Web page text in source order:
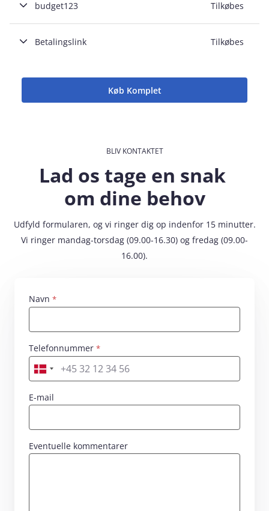
budget123 Tilkøbes
Betalingslink Tilkøbes
Køb Komplet
BLIV KONTAKTET
Lad os tage en snak
om dine behov
Udfyld formularen, og vi ringer dig op indenfor 15 minutter.
Vi ringer mandag-torsdag (09.00-16.30) og fredag (09.00-
16.00).
Navn
Telefonnummer
E-mail
Eventuelle kommentarer